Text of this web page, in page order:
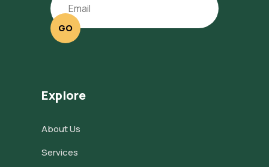
GO
Explore
About Us
Services